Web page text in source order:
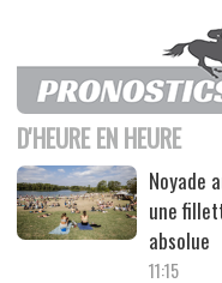
D'HEURE EN HEURE
Noyade
une
absolue
11:15